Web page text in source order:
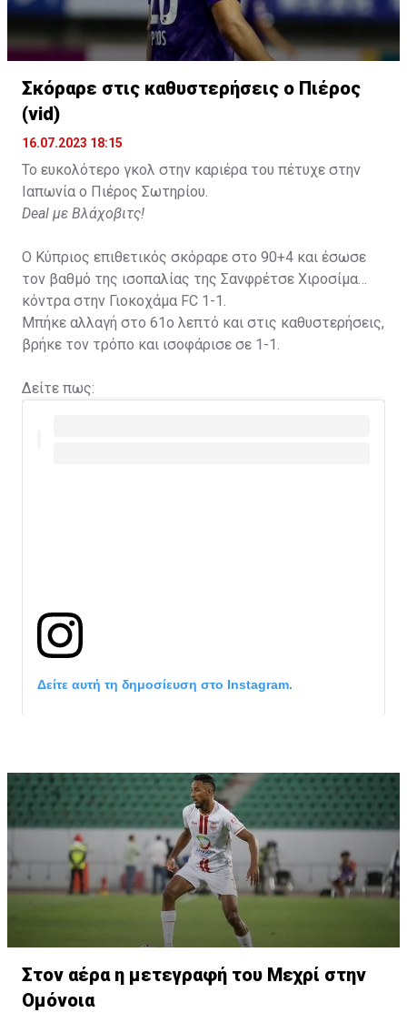
Σκόραρε στις καθυστερήσεις ο Πιέρος
(vid)
16.07.2023 18:15
Το ευκολότερο γκολ στην καριέρα του πέτυχε στην
Ιαπωνία ο Πιέρος Σωτηρίου.
Deal με Βλάχοβιτς!
Ο Κύπριος επιθετικός σκόραρε στο 90+4 και έσωσε
τον βαθμό της ισοπαλίας της Σανφρέτσε Χιροσίμα
κόντρα στην Γιοκοχάμα FC 1-1.
Μπήκε αλλαγή στο 61ο λεπτό και στις καθυστερήσεις,
βρήκε τον τρόπο και ισοφάρισε σε 1-1.
Δείτε πως:
Δείτε αυτή τη δημοσίευση στο Instagram.
Στον αέρα η μετεγραφή του Μεχρί στην
Ομόνοια